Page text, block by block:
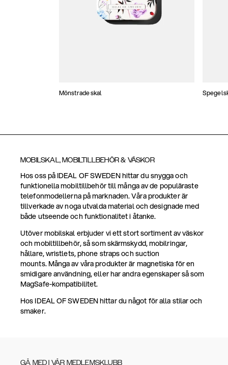
Mönstrade skal
MOBILSKAL, MOBILTILLBEHÖR & VÄSKOR
Hos oss på IDEAL OF SWEDEN hittar du snygga och
funktionella mobiltillbehör till många av de populäraste
telefonmodellerna på marknaden. Våra produkter är
tillverkade av noga utvalda material och designade med
både utseende och funktionalitet i åtanke.
Utöver mobilskal erbjuder vi ett stort sortiment av väskor
och mobiltillbehör, så som skärmskydd, mobilringar,
hållare, wristlets, phone straps och suction
mounts. Många av våra produkter är magnetiska för en
smidigare användning, eller har andra egenskaper så som
MagSafe-kompatibilitet.
Hos IDEAL OF SWEDEN hittar du något för alla stilar och
smaker.
GÅ MED I VÅR MEDLEMSKLUBB